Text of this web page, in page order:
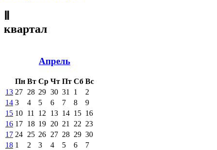
квартал
Апрель
Пн Вт Ср Чт Пт Сб Вс
13 27 28 29 30 31 1
2
14 3 4 5 6 7 8
9
15 10 11 12 13 14 15 16
16 17 18 19 20 21 22 23
17 24 25 26 27 28 29 30
18 1 2 3 4 5 6 7